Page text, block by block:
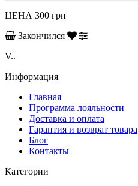
ЦЕНА 300 грн
Закончился
V..
Информация
Главная
Программа лояльности
Доставка и оплата
Гарантия и возврат товара
Блог
Контакты
Категории